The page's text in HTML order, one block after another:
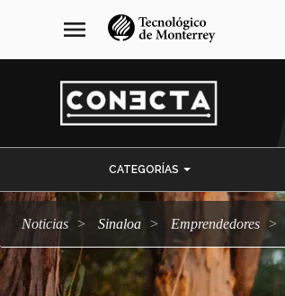
navegación
principal
menu
CATEGORÍAS
Noticias Sinaloa emprendedores